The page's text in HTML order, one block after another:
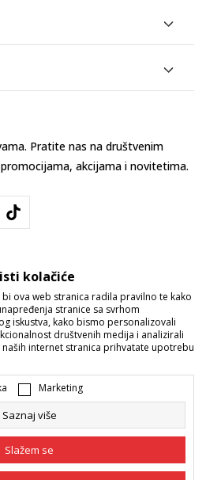
Pratite nas na društvenim
akcijama i novitetima.
Promijenite
u opisu proizvoda, prikazu slika i
na sajtu su dio naše ponude i ne
u svakom trenutku. Raspoloživost robe
kolačiće
ova web stranica radila pravilno te kako
stranice sa svrhom
iskustva, kako bismo personalizovali
društvenih medija i analizirali
internet stranica prihvatate upotrebu
Marketing
Saznaj više
Slažem se